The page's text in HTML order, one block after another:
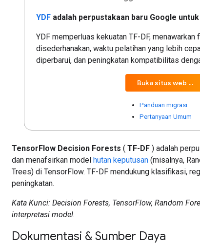
YDF adalah perpustakaan baru Google
YDF memperluas kekuatan TF-DF, menawarkan
disederhanakan, waktu pelatihan yang lebih
diperbarui, dan peningkatan kompatibilitas
Buka situs web baru
Panduan migrasi
Pertanyaan Umum
TensorFlow Decision Forests ( TF-DF ) adalah
dan menafsirkan model hutan keputusan (misalnya,
Trees) di TensorFlow. TF-DF mendukung klasifikasi,
peningkatan.
Kata Kunci: Decision Forests, TensorFlow, Random
interpretasi model.
Dokumentasi & Sumber Daya